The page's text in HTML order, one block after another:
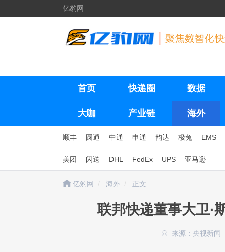
亿豹网
首页 快递圈 数据
大咖 产业链 海外
顺丰 圆通 中通 申通 韵达 极兔 EMS
美团 闪送 DHL FedEx UPS 亚马逊
亿豹网 海外 正文
联邦快递董事大卫·
来源：央视新闻